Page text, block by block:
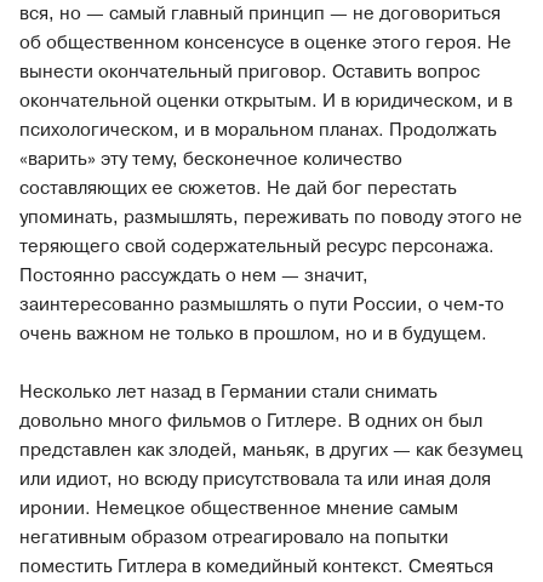
вся, но — самый главный принцип — не договориться
об общественном консенсусе в оценке этого героя. Не
вынести окончательный приговор. Оставить вопрос
окончательной оценки открытым. И в юридическом, и в
психологическом, и в моральном планах. Продолжать
«варить» эту тему, бесконечное количество
составляющих ее сюжетов. Не дай бог перестать
упоминать, размышлять, переживать по поводу этого не
теряющего свой содержательный ресурс персонажа.
Постоянно рассуждать о нем — значит,
заинтересованно размышлять о пути России, о чем-то
очень важном не только в прошлом, но и в будущем.
Несколько лет назад в Германии стали снимать
довольно много фильмов о Гитлере. В одних он был
представлен как злодей, маньяк, в других — как безумец
или идиот, но всюду присутствовала та или иная доля
иронии. Немецкое общественное мнение самым
негативным образом отреагировало на попытки
поместить Гитлера в комедийный контекст. Смеяться